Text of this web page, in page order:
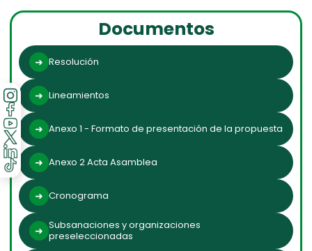
Documentos
Resolución
Lineamientos
Anexo 1 - Formato de presentación de la propuesta
Anexo 2 Acta Asamblea
Cronograma
Subsanaciones y organizaciones
preseleccionadas